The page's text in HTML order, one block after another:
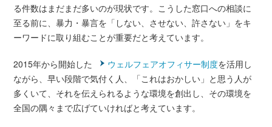
る件数はまだまだ多いのが現状です。こうした窓口への相談に
至る前に、暴力・暴言を「しない、させない、許さない」をキ
ーワードに取り組むことが重要だと考えています。
2015年から開始した ウェルフェアオフィサー制度を活用し
ながら、早い段階で気付く人、「これはおかしい」と思う人が
多くいて、それを伝えられるような環境を創出し、その環境を
全国の隅々まで広げていければと考えています。